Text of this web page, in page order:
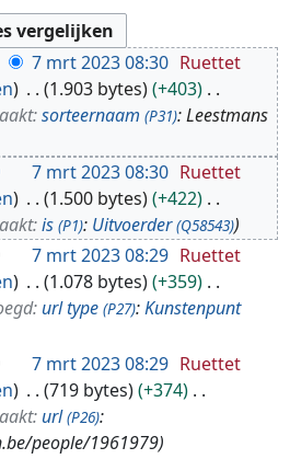
7 mrt 2023 08:30 Ruettet
1.903 bytes
+403
sorteernaam (P31): Leestmans
7 mrt 2023 08:30 Ruettet
1.500 bytes
+422
is (P1): Uitvoerder (Q58543)
7 mrt 2023 08:29 Ruettet
1.078 bytes
+359
url type (P27):Kunstenpunt
7 mrt 2023 08:29 Ruettet
719 bytes
+374
url (P26):
people/1961979